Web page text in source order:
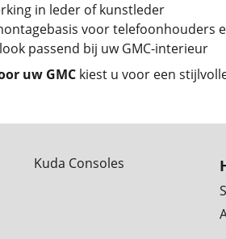
in leder of kunstleder
voor telefoonhouders
passend bij uw GMC-interieur
uw GMC kiest u voor een
Kuda Consoles